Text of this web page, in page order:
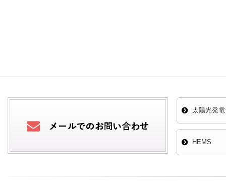
太陽光発
HEMS